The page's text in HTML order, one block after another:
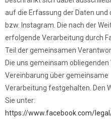
auf die Erfassung der Daten und
bzw. Instagram. Die nach der
erfolgende Verarbeitung durch
Teil der gemeinsamen
Die uns gemeinsam
Vereinbarung über gemeinsame
Verarbeitung festgehalten. Den
Sie unter:
https://www.facebook.com/